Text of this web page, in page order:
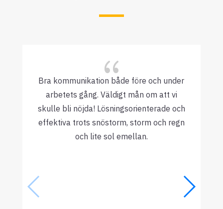
{
Bra kommunikation både före och under
arbetets gång. Väldigt mån om att vi
skulle bli nöjda! Lösningsorienterade och
effektiva trots snöstorm, storm och regn
och lite sol emellan.